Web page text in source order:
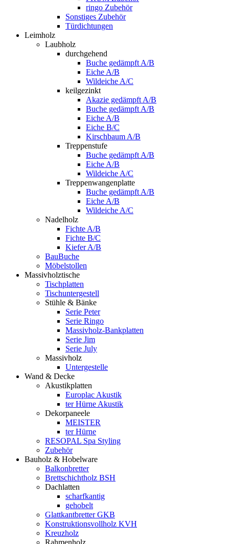
ringo Zubehör
Sonstiges Zubehör
Türdichtungen
Leimholz
Laubholz
durchgehend
Buche gedämpft A/B
Eiche A/B
Wildeiche A/C
keilgezinkt
Akazie gedämpft A/B
Buche gedämpft A/B
Eiche A/B
Eiche B/C
Kirschbaum A/B
Treppenstufe
Buche gedämpft A/B
Eiche A/B
Wildeiche A/C
Treppenwangenplatte
Buche gedämpft A/B
Eiche A/B
Wildeiche A/C
Nadelholz
Fichte A/B
Fichte B/C
Kiefer A/B
BauBuche
Möbelstollen
Massivholztische
Tischplatten
Tischuntergestell
Stühle & Bänke
Serie Peter
Serie Ringo
Massivholz-Bankplatten
Serie Jim
Serie July
Massivholz
Untergestelle
Wand & Decke
Akustikplatten
Europlac Akustik
ter Hürne Akustik
Dekorpaneele
MEISTER
ter Hürne
RESOPAL Spa Styling
Zubehör
Bauholz & Hobelware
Balkonbretter
Brettschichtholz BSH
Dachlatten
scharfkantig
gehobelt
Glattkantbretter GKB
Konstruktionsvollholz KVH
Kreuzholz
Rahmenholz